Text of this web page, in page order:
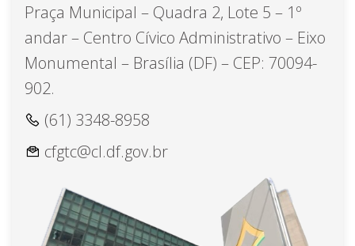
Praça Municipal – Quadra 2, Lote 5 – 1º
andar – Centro Cívico Administrativo – Eixo
Monumental – Brasília (DF) – CEP: 70094-
902.
(61) 3348-8958
cfgtc@cl.df.gov.br